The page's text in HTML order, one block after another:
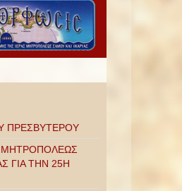
ΠΡΕΣΒΥΤΕΡΟΥ
ΜΗΤΡΟΠΟΛΕΩΣ
ΓΙΑ ΤΗΝ 25Η